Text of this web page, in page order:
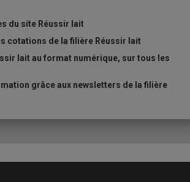
du site Réussir lait
cotations de la filière Réussir lait
lait au format numérique, sur tous les
grâce aux newsletters de la filière